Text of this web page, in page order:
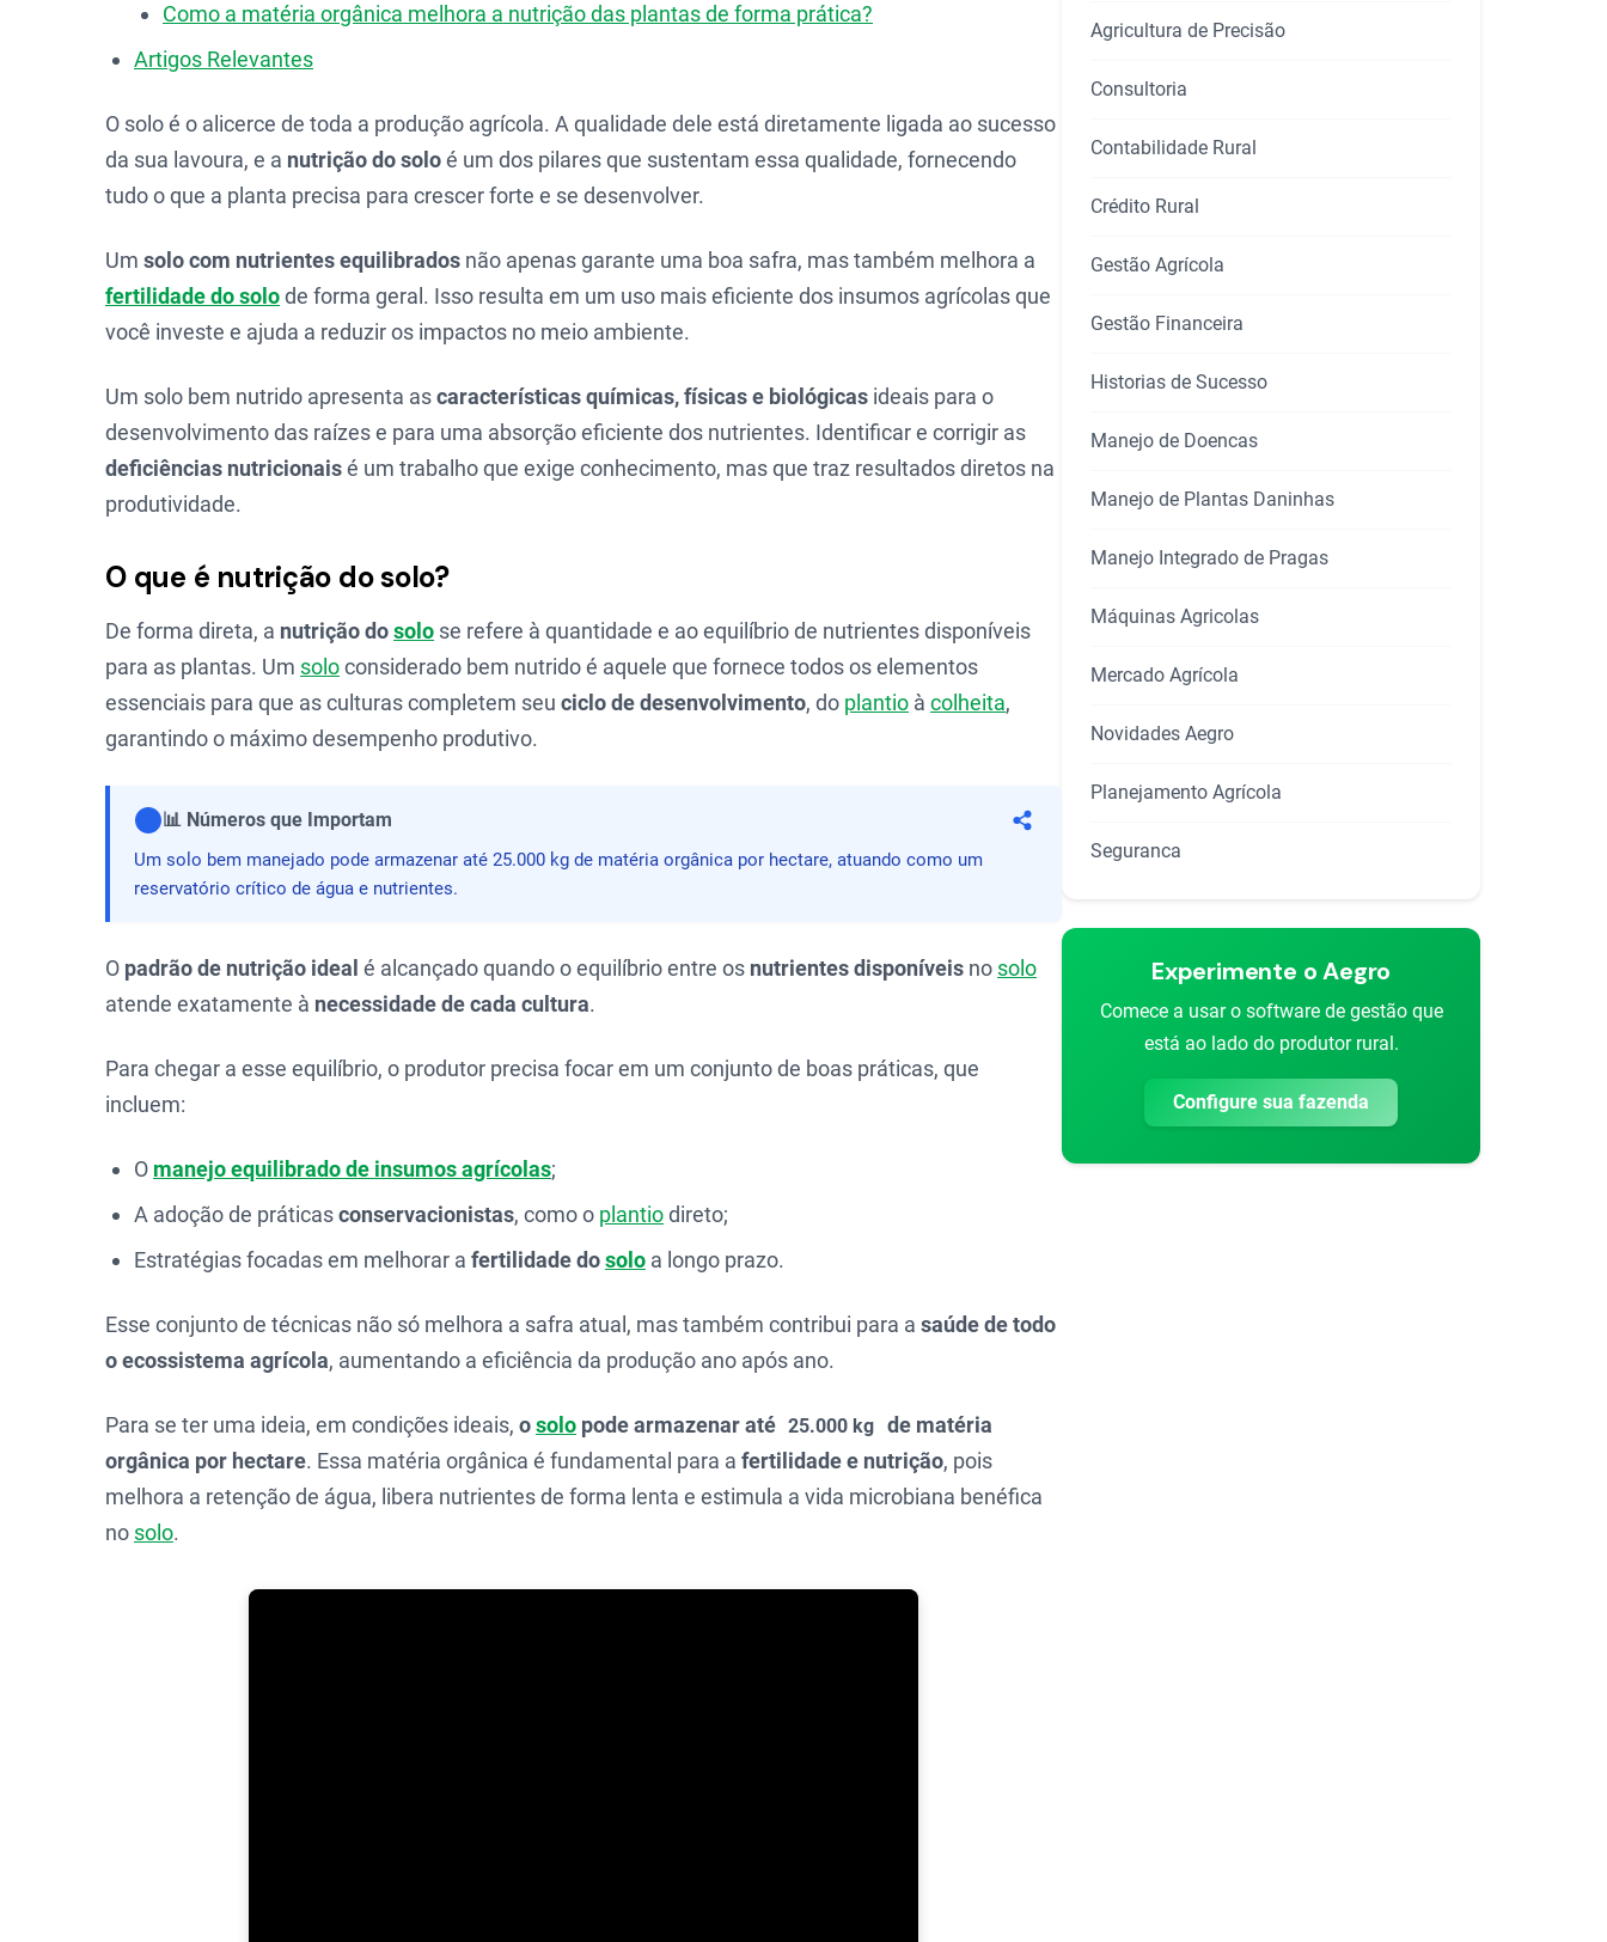
Como a matéria orgânica melhora a nutrição das plantas de forma prática?
Artigos Relevantes
O solo é o alicerce de toda a produção agrícola. A qualidade dele está diretamente ligada ao sucesso
da sua lavoura, e a nutrição do soloé um dos pilares que sustentam essa qualidade, fornecendo
tudo o que a planta precisa para crescer forte e se desenvolver.
Um solo com nutrientes equilibrados não apenas garante uma boa safra, mas também melhora a
fertilidade do solode forma geral. Isso resulta em um uso mais eficiente dos insumos agrícolas que
você investe e ajuda a reduzir os impactos no meio ambiente.
Um solo bem nutrido apresenta ascaracterísticas químicas, físicas e biológicas ideais para o
desenvolvimento das raízes e para uma absorção eficiente dos nutrientes. Identificar e corrigir as
deficiências nutricionaisé um trabalho que exige conhecimento, mas que traz resultados diretos na
produtividade.
O que é nutrição do solo?
De forma direta, a nutrição dosolo se refere à quantidade e ao equilíbrio de nutrientes disponíveis
para as plantas. Um soloconsiderado bem nutrido é aquele que fornece todos os elementos
essenciais para que as culturas completem seu ciclo de desenvolvimento, do plantio à colheita,
garantindo o máximo desempenho produtivo.
📊 Números que Importam
Compartilhar
Um solo bem manejado pode armazenar até 25.000 kg de matéria orgânica por hectare, atuando como um
reservatório crítico de água e nutrientes.
O padrão de nutrição ideal é alcançado quando o equilíbrio entre os nutrientes disponíveis no solo
atende exatamente à necessidade de cada cultura.
Para chegar a esse equilíbrio, o produtor precisa focar em um conjunto de boas práticas, que
incluem:
O manejo equilibrado de insumos agrícolas;
A adoção de práticasconservacionistas, como o plantiodireto;
Estratégias focadas em melhorar a fertilidade dosolo a longo prazo.
Esse conjunto de técnicas não só melhora a safra atual, mas também contribui para a saúde de todo
o ecossistema agrícola, aumentando a eficiência da produção ano após ano.
Para se ter uma ideia, em condições ideais, osolo pode armazenar até 25.000 kg de matéria
orgânica por hectare. Essa matéria orgânica é fundamental para a fertilidade e nutrição, pois
melhora a retenção de água, libera nutrientes de forma lenta e estimula a vida microbiana benéfica
no solo.
Agricultura de Precisão
Consultoria
Contabilidade Rural
Crédito Rural
Gestão Agrícola
Gestão Financeira
Historias de Sucesso
Manejo de Doencas
Manejo de Plantas Daninhas
Manejo Integrado de Pragas
Máquinas Agricolas
Mercado Agrícola
Novidades Aegro
Planejamento Agrícola
Seguranca
Experimente o Aegro
Comece a usar o software de gestão que
está ao lado do produtor rural.
Configure sua fazenda